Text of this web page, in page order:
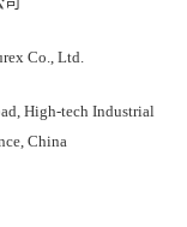
Co., Ltd.
High-tech Industrial
China